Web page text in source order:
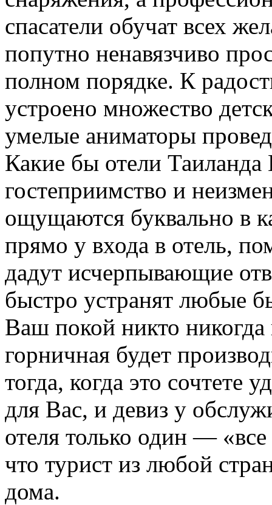
спасатели обучат всех
попутно ненавязчиво
полном порядке. К
устроено множество
умелые аниматоры
Какие бы отели
гостеприимство и
ощущаются буквально в
прямо у входа в отель,
дадут исчерпывающие
быстро устранят любые
Ваш покой никто
горничная будет
тогда, когда это сочтете
для Вас, и девиз у
отеля только один —
что турист из любой
дома.